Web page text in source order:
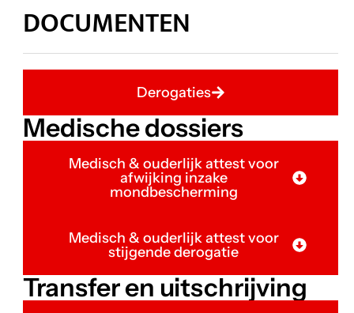
DOCUMENTEN
Derogaties
Medische dossiers
Medisch & ouderlijk attest voor
afwijking inzake
mondbescherming
Medisch & ouderlijk attest voor
stijgende derogatie
Transfer en uitschrijving